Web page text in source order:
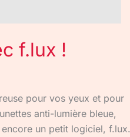
f.lux !
pour vos yeux et pour
anti-lumière bleue,
un petit logiciel, f.lux.